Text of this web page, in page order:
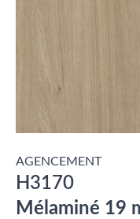
AGENCEMENT
H3170
Mélaminé 19